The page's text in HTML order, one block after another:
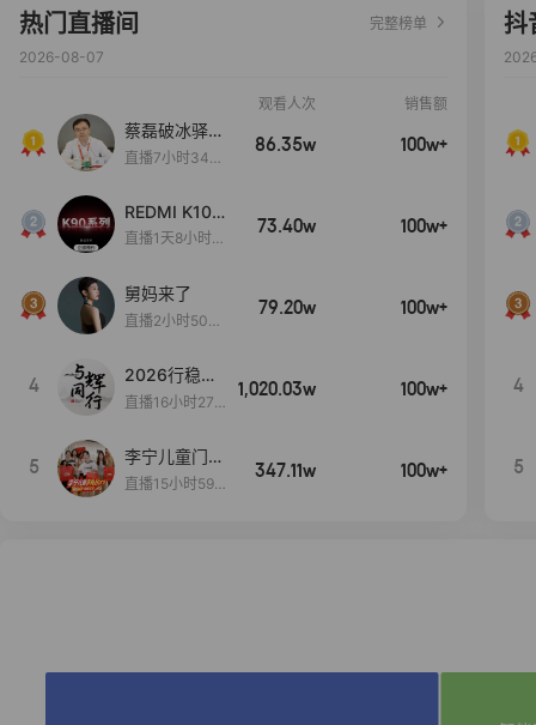
热门直播间
完整榜单
2026-08-07
观看人次 销售额
蔡磊破冰驿站
直播间好物分
直播7小时34分
86.35w 100w+
REDMI K100
Pro系列新品
启！
直播1天8小时2
73.40w 100w+
舅妈来了
直播2小时50分
79.20w 100w+
4
2026行稳致
远
直播16小时27
1,020.03w 100w+
5
李宁儿童门店
爆款赤兔8pr
直播15小时59
347.11w 100w+
抖
4
5